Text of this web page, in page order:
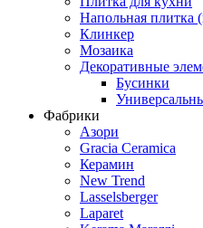
Напольная плитка
Клинкер
Мозаика
Декоративные
Бусинки
Фабрики
Азори
Gracia Ceramica
Керамин
New Trend
Lasselsberger
Laparet